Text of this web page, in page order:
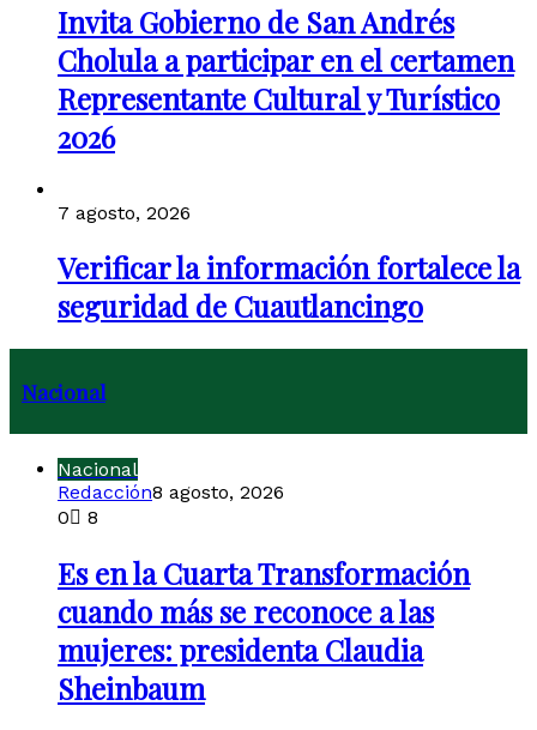
Invita Gobierno de San Andrés
Cholula a participar en el certamen
Representante Cultural y Turístico
2026
7 agosto, 2026
Verificar la información fortalece la
seguridad de Cuautlancingo
Nacional
Nacional
Redacción8 agosto, 2026
0
8
Es en la Cuarta Transformación
cuando más se reconoce a las
mujeres: presidenta Claudia
Sheinbaum